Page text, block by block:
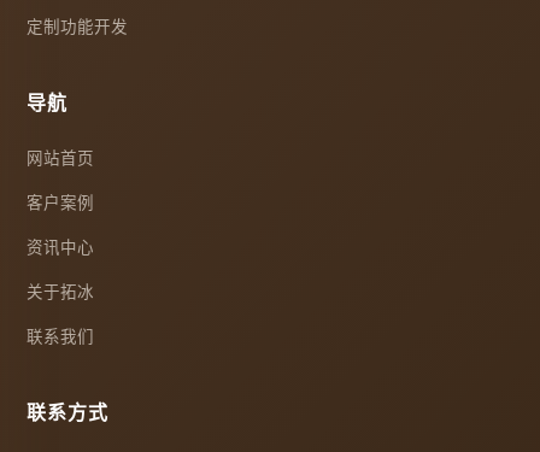
定制功能开发
导航
网站首页
客户案例
资讯中心
关于拓冰
联系我们
联系方式